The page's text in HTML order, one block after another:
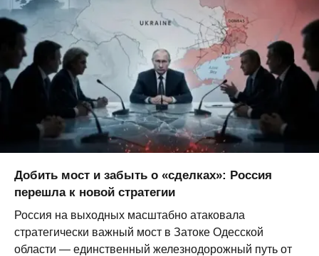
Добить мост и забыть о «сделках»: Россия
перешла к новой стратегии
Россия на выходных масштабно атаковала
стратегически важный мост в Затоке Одесской
области — единственный железнодорожный путь от